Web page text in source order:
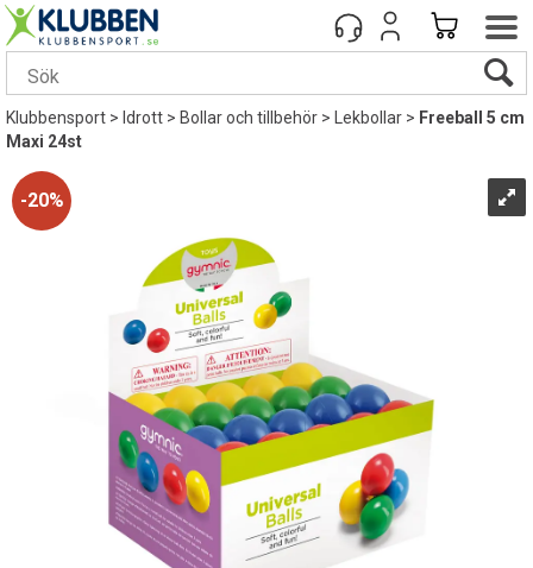
Klubbensport> Idrott>Bollar och tillbehör> Lekbollar> Freeball 5 cm
Maxi 24st
20%